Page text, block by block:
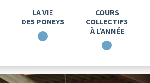
LA VIE
DES PONEYS
COURS
COLLECTIFS
À L’ANNÉE